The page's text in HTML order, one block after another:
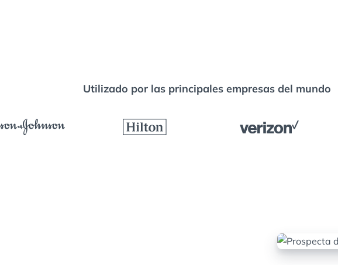
Utilizado por las principales empresas del mundo